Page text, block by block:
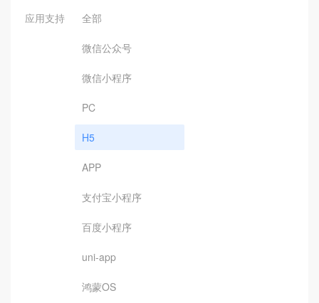
应用支持 全部
微信公众号
微信小程序
PC
H5
APP
支付宝小程序
百度小程序
uni-app
鸿蒙OS